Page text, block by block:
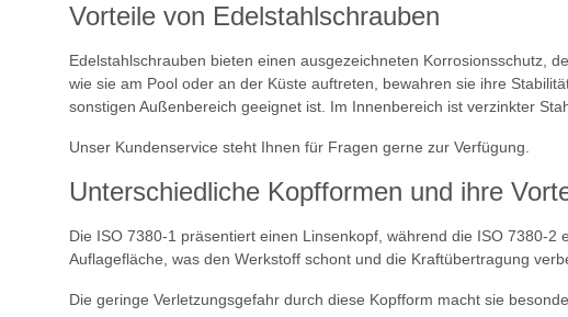
Vorteile von Edelstahlschrauben
Edelstahlschrauben bieten einen ausgezeichneten Korrosionsschutz,
wie sie am Pool oder an der Küste auftreten, bewahren sie ihre
sonstigen Außenbereich geeignet ist. Im Innenbereich ist verzinkter
Unser Kundenservice steht Ihnen für Fragen gerne zur Verfügung.
Unterschiedliche Kopfformen und ihre
Die ISO 7380-1 präsentiert einen Linsenkopf, während die ISO 7380-
Auflagefläche, was den Werkstoff schont und die Kraftübertragung
Die geringe Verletzungsgefahr durch diese Kopfform macht sie